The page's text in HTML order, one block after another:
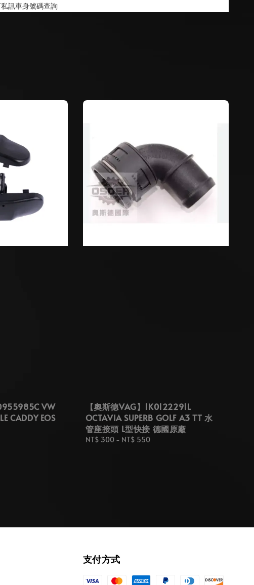
訊車身號碼查詢
VW
CADDY EOS
【奧斯德VAG】1K0122291L
OCTAVIA SUPERB GOLF A3 TT 水
管座接頭 L型快接 德國原廠
Regular
NT$ 300- NT$ 550
支付方式